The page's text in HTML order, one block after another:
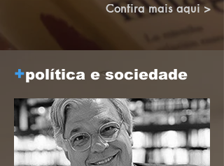
Brasileiro de Altos Estudos (CBAE /
UFRJ), das 15:30 às 18;00. Os links
Confira mais aqui >
+política e sociedade